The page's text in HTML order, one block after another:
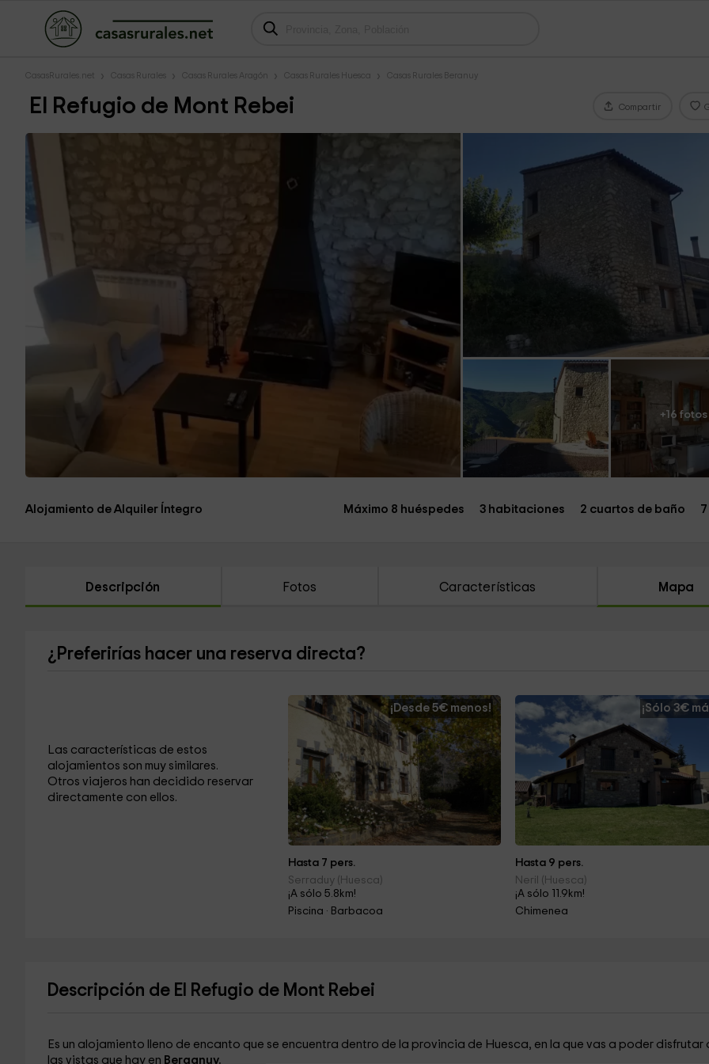
CasasRurales.net Casas Rurales Casas Rurales Aragón Casas Rurales Huesca Casas Rurales Beranuy
El Refugio de Mont Rebei Compartir
+16 fotos
Alojamiento de Alquiler Íntegro Máximo 8 huéspedes 3 habitaciones 2 cuartos de baño
Descripción Fotos Características Mapa
¿Preferirías hacer una reserva directa?
Las características de estos
alojamientos son muy similares.
Otros viajeros han decidido reservar
directamente con ellos.
¡Desde 5€ menos!
Hasta 7 pers.
Serraduy (Huesca)
¡A sólo 5.8km!
Piscina · Barbacoa
¡Sólo 3€
Hasta 9 pers.
Neril (Huesca)
¡A sólo 11.9km!
Chimenea
Descripción de El Refugio de Mont Rebei
Es un alojamiento lleno de encanto que se encuentra dentro de la provincia de Huesca, en la que vas a poder disfrutar
las vistas que hay en Berganuy.